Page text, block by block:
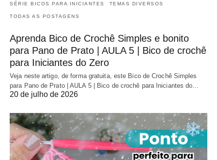
SÉRIE BICOS PARA INICIANTES TEMAS DIVERSOS
TODAS AS POSTAGENS
Aprenda Bico de Crochê Simples e bonito
para Pano de Prato | AULA 5 | Bico de crochê
para Iniciantes do Zero
Veja neste artigo, de forma gratuita, este Bico de Crochê Simples
para Pano de Prato | AULA 5 | Bico de crochê para Iniciantes do…
20 de julho de 2026